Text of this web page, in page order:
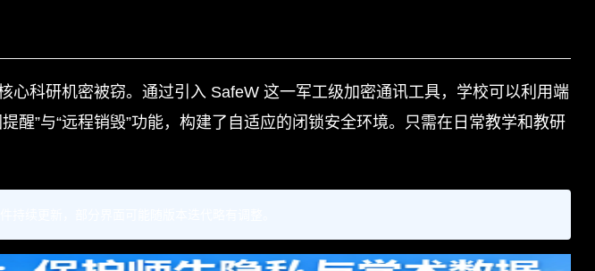
科研机密被窃。通过引入 SafeW 这一军工级加密通讯工具，学校可以利用端
”与“远程销毁”功能，构建了自适应的闭锁安全环境。只需在日常教学和教研